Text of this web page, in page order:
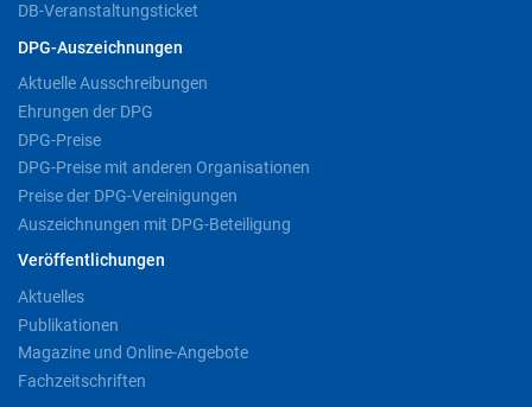
DB-Veranstaltungsticket
DPG-Auszeichnungen
Aktuelle Ausschreibungen
Ehrungen der DPG
DPG-Preise
DPG-Preise mit anderen Organisationen
Preise der DPG-Vereinigungen
Auszeichnungen mit DPG-Beteiligung
Veröffentlichungen
Aktuelles
Publikationen
Magazine und Online-Angebote
Fachzeitschriften